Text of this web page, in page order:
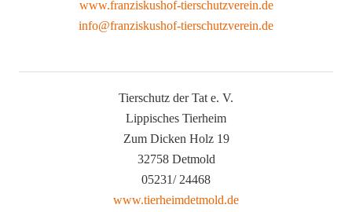
www.franziskushof-tierschutzverein.de
info@franziskushof-tierschutzverein.de
Tierschutz der Tat e. V.
Lippisches Tierheim
Zum Dicken Holz 19
32758 Detmold
05231/ 24468
www.tierheimdetmold.de